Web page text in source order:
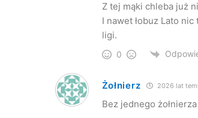
Z tej mąki chleba już
I nawet łobuz Lato
ligi.
0
Żołnierz 2026 lat
Bez jednego